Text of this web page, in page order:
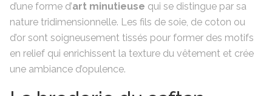
d’une forme d’art minutieuse qui se distingue par sa
nature tridimensionnelle. Les fils de soie, de coton ou
d’or sont soigneusement tissés pour former des motifs
en relief qui enrichissent la texture du vêtement et crée
une ambiance d’opulence.